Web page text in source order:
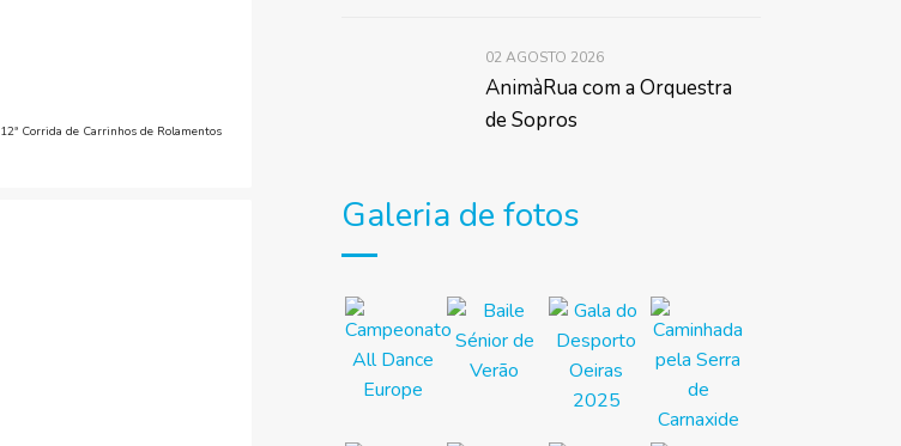
12ª Corrida de Carrinhos de Rolamentos
02 AGOSTO 2026
AnimàRua com a Orquestra
de Sopros
Galeria de fotos